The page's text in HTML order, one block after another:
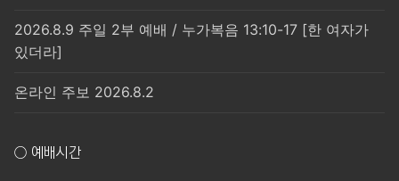
2026.8.9 주일 2부 예배 / 누가복음 13:10-17 [한 여자가
있더라]
온라인 주보 2026.8.2
○ 예배시간